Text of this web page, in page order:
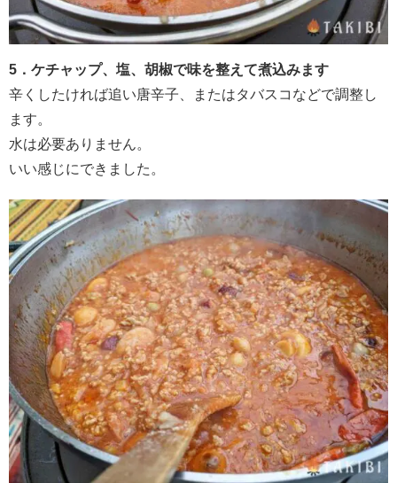
5．ケチャップ、塩、胡椒で味を整えて煮込みます
辛くしたければ追い唐辛子、またはタバスコなどで調整し
ます。
水は必要ありません。
いい感じにできました。